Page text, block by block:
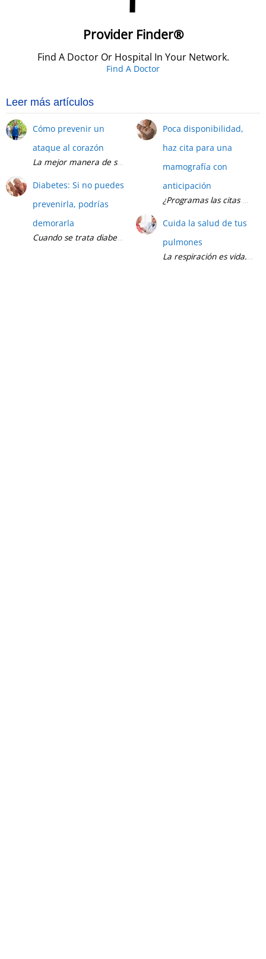
Provider Finder®
Find A Doctor Or Hospital In Your Network.
Find A Doctor
Leer más artículos
Cómo prevenir un
ataque al corazón
Diabetes: Si no puedes
prevenirla, podrías
demorarla
Poca disponibilidad,
haz cita para una
mamografía con
anticipación
Cuida la salud de tus
pulmones
La respiración es vida.